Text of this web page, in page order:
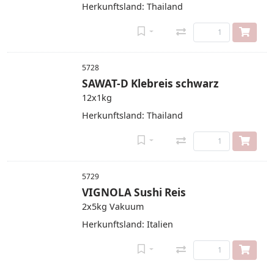
Herkunftsland: Thailand
5728
SAWAT-D Klebreis schwarz
12x1kg
Herkunftsland: Thailand
5729
VIGNOLA Sushi Reis
2x5kg Vakuum
Herkunftsland: Italien